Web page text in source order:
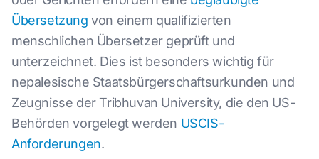
Übersetzung von einem qualifizierten
menschlichen Übersetzer geprüft und
unterzeichnet. Dies ist besonders wichtig für
nepalesische Staatsbürgerschaftsurkunden und
Zeugnisse der Tribhuvan University, die den US-
Behörden vorgelegt werden USCIS-
Anforderungen.